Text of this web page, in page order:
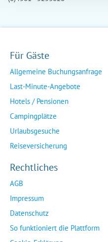
Für Gäste
Allgemeine Buchungsanfrage
Last-Minute-Angebote
Hotels / Pensionen
Campingplätze
Urlaubsgesuche
Reiseversicherung
Rechtliches
AGB
Impressum
Datenschutz
So funktioniert die Plattform